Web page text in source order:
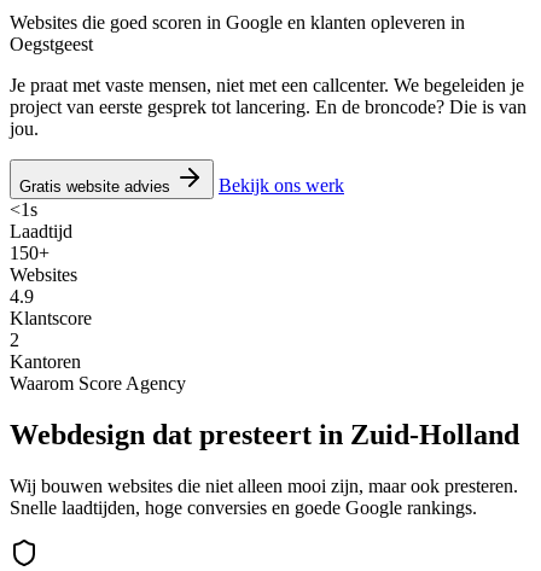
Websites die goed scoren in Google en klanten opleveren in
Oegstgeest
Je praat met vaste mensen, niet met een callcenter. We begeleiden je
project van eerste gesprek tot lancering. En de broncode? Die is van
jou.
Gratis website advies
Bekijk ons werk
<1s
Laadtijd
150+
Websites
4.9
Klantscore
2
Kantoren
Waarom Score Agency
Webdesign dat presteert in Zuid-Holland
Wij bouwen websites die niet alleen mooi zijn, maar ook presteren.
Snelle laadtijden, hoge conversies en goede Google rankings.